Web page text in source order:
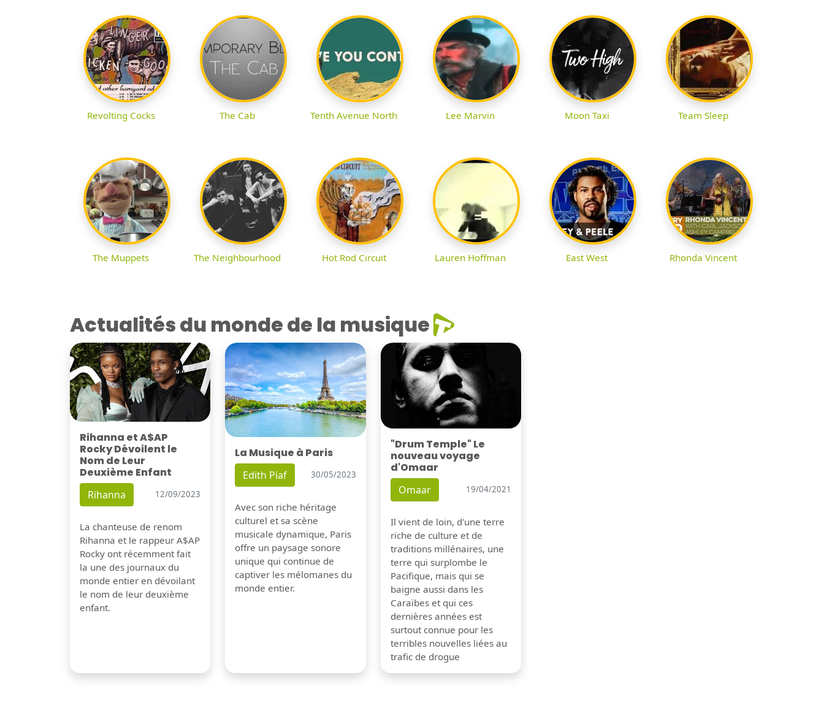
Revolting Cocks The Cab Tenth Avenue North Lee Marvin Moon Taxi Team Sleep
The Muppets The Neighbourhood Hot Rod Circuit Lauren Hoffman East West Rhonda Vincent
Actualités du monde de la musique
Rihanna et A$AP
Rocky Dévoilent le
Nom de Leur
Deuxième Enfant
Rihanna 12/09/2023
La chanteuse de renom
Rihanna et le rappeur A$AP
Rocky ont récemment fait
la une des journaux du
monde entier en dévoilant
le nom de leur deuxième
enfant.
La Musique à Paris
Edith Piaf 30/05/2023
Avec son riche héritage
culturel et sa scène
musicale dynamique, Paris
offre un paysage sonore
unique qui continue de
captiver les mélomanes du
monde entier.
"Drum Temple" Le
nouveau voyage
d'Omaar
Omaar 19/04/2021
Il vient de loin, d'une terre
riche de culture et de
traditions millénaires, une
terre qui surplombe le
Pacifique, mais qui se
baigne aussi dans les
Caraïbes et qui ces
dernières années est
surtout connue pour les
terribles nouvelles liées au
trafic de drogue